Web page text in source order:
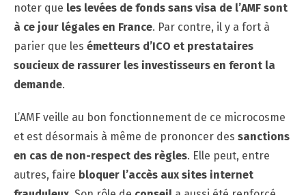
noter que les levées de fonds sans visa de l’AMF sont
à ce jour légales en France. Par contre, il y a fort à
parier que les émetteurs d’ICO et prestataires
soucieux de rassurer les investisseurs en feront la
demande.
L’AMF veille au bon fonctionnement de ce microcosme
et est désormais à même de prononcer des sanctions
en cas de non-respect des règles. Elle peut, entre
autres, faire bloquer l’accès aux sites internet